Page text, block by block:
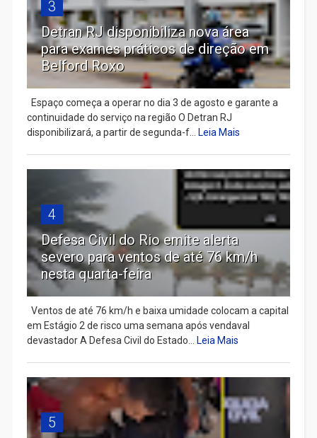
3
Detran RJ disponibiliza nova área
para exames práticos de direção em
Belford Roxo
Espaço começa a operar no dia 3 de agosto e garante a
continuidade do serviço na região O Detran RJ
disponibilizará, a partir de segunda-f... Leia Mais
4
Defesa Civil do Rio emite alerta
severo para ventos de até 76 km/h
nesta quarta-feira
Ventos de até 76 km/h e baixa umidade colocam a capital
em Estágio 2 de risco uma semana após vendaval
devastador A Defesa Civil do Estado... Leia Mais
5